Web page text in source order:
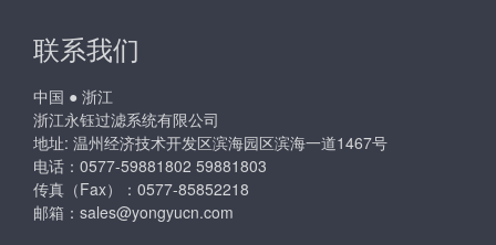
联系我们
中国 ● 浙江
浙江永钰过滤系统有限公司
地址: 温州经济技术开发区滨海园区滨海一道1467号
电话：0577-59881802 59881803
传真（Fax）：0577-85852218
邮箱： sales@yongyucn.com